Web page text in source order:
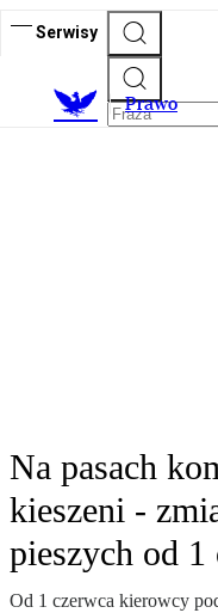
Serwisy
Prawo
Na pasach
kieszeni -
pieszych od 1
Od 1 czerwca kierowcy